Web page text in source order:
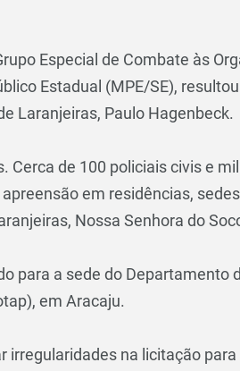
Especial de Combate às
Estadual (MPE/SE),
Laranjeiras, Paulo Hagenbeck.
Cerca de 100 policiais civis e
em residências,
Nossa Senhora do
para a sede do Departamento
em Aracaju.
irregularidades na licitação